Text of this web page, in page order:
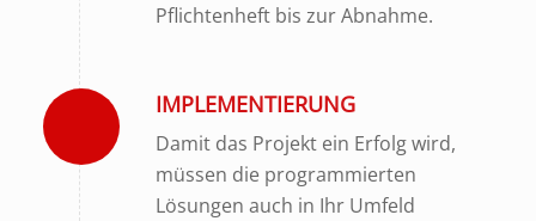
Pflichtenheft bis zur Abnahme.
IMPLEMENTIERUNG
Damit das Projekt ein Erfolg wird,
müssen die programmierten
Lösungen auch in Ihr Umfeld